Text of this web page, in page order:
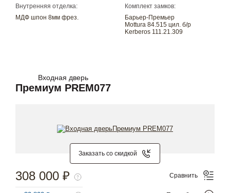
Внутренняя отделка:
МДФ шпон 8мм фрез.
Комплект замков:
Барьер-Премьер
Mottura 84.515 цил. б/р
Kerberos 111.21.309
Входная дверь
Премиум PREM077
Заказать со скидкой
308 000 ₽ Сравнить